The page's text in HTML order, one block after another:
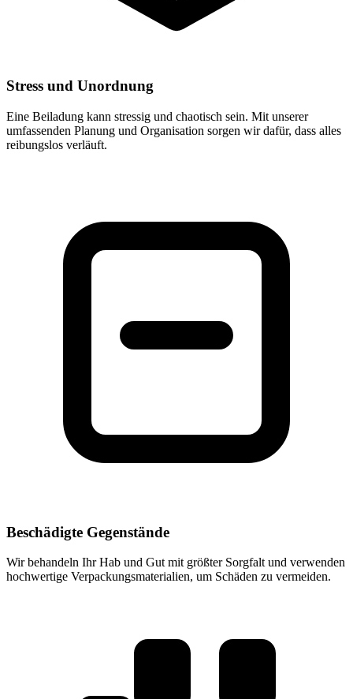
Stress und Unordnung
Eine Beiladung kann stressig und chaotisch sein. Mit unserer
umfassenden Planung und Organisation sorgen wir dafür, dass alles
reibungslos verläuft.
Beschädigte Gegenstände
Wir behandeln Ihr Hab und Gut mit größter Sorgfalt und verwenden
hochwertige Verpackungsmaterialien, um Schäden zu vermeiden.